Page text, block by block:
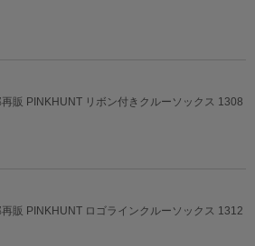
販 PINKHUNT リボン付きクルーソックス 1308
販 PINKHUNT ロゴラインクルーソックス 1312